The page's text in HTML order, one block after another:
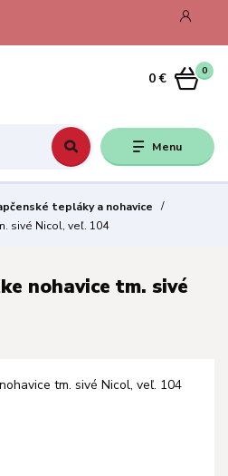
Menu
0
0 €
tepláky a nohavice
sivé Nicol, veľ. 104
nohavice tm. sivé